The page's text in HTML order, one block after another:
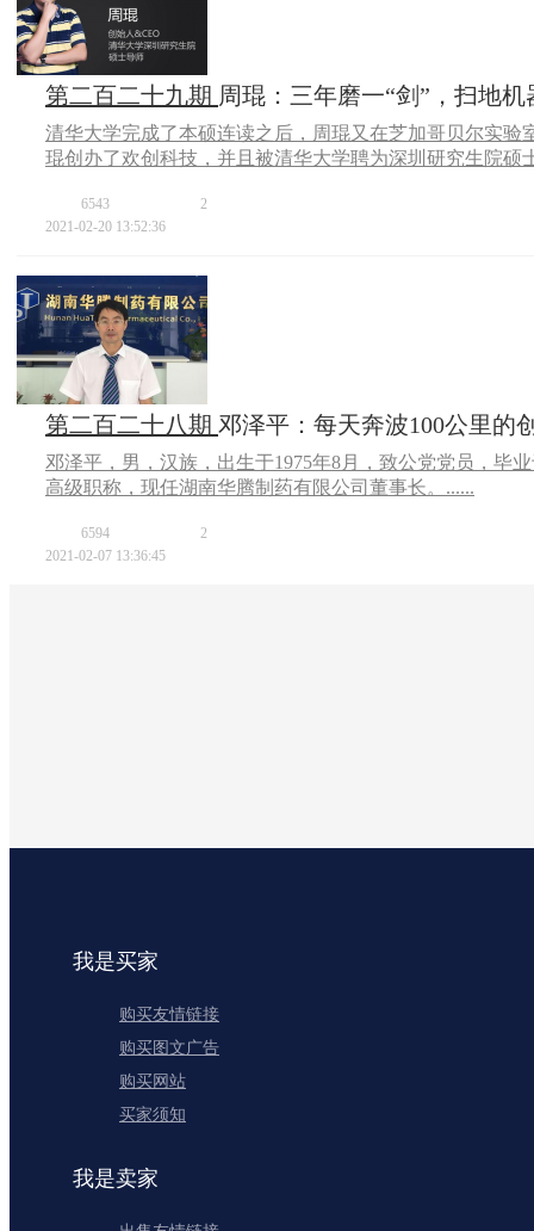
第二百二十九期 周琨：三年磨一“剑”，扫地
清华大学完成了本硕连读之后，周琨又在芝加哥贝尔实验
琨创办了欢创科技，并且被清华大学聘为深圳研究生院硕
6543
2
2021-02-20 13:52:36
第二百二十八期 邓泽平：每天奔波100公里的
邓泽平，男，汉族，出生于1975年8月，致公党党员，毕
高级职称，现任湖南华腾制药有限公司董事长。......
6594
2
2021-02-07 13:36:45
我是买家
购买友情链接
购买图文广告
购买网站
买家须知
我是卖家